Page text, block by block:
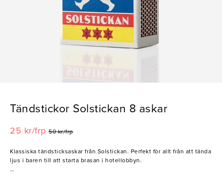
Tändstickor Solstickan 8 askar
25 kr/frp 50 kr/frp
Klassiska tändsticksaskar från Solstickan. Perfekt för allt från att tända
ljus i baren till att starta brasan i hotellobbyn.